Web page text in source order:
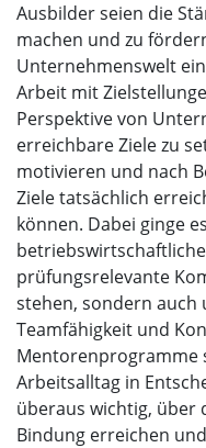
Ausbilder seien die
machen und zu
Unternehmenswelt
Arbeit mit
Perspektive von
erreichbare Ziele zu
motivieren und nach
Ziele tatsächlich
können. Dabei ginge
prüfungsrelevante
stehen, sondern auch
Teamfähigkeit und
Mentorenprogramme
Arbeitsalltag in
überaus wichtig, über
Bindung erreichen